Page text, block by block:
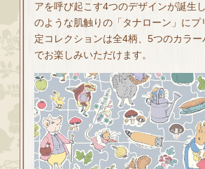
アを呼び起こす4つのデザインが誕生
のような肌触りの「タナローン」にプ
定コレクションは全4柄、5つのカラ
でお楽しみいただけます。